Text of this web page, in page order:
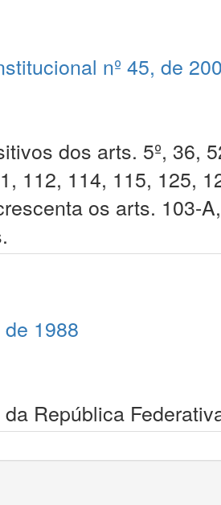
nº 45, de
dos arts. 5º, 36,
112, 114, 115, 125,
os arts. 103-
1988
República